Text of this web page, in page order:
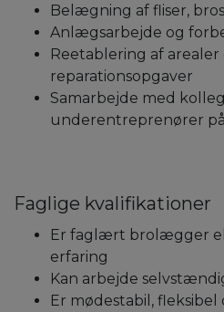
Belægning af fliser,
Anlægsarbejde og
Reetablering af
reparationsopgaver
Samarbejde med
underentreprenører
Faglige kvalifikationer
Er faglært brolægger
erfaring
Kan arbejde
Er mødestabil,